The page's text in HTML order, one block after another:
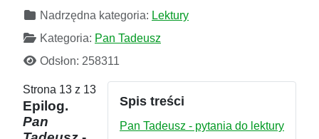
Nadrzędna kategoria: Lektury
Kategoria: Pan Tadeusz
Odsłon: 258311
Spis treści
Pan Tadeusz - pytania do lektury
Strona 13 z 13
Epilog.
Pan